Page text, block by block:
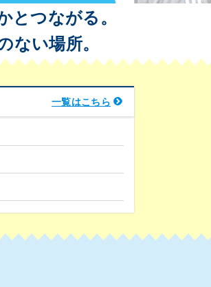
とつながる。
ない場所。
一覧はこちら